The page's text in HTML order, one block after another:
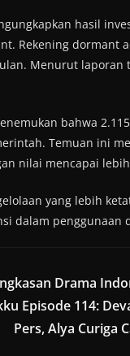
hasil
Rekening dormant
Menurut laporan
bahwa
Temuan ini
nilai mencapai
yang lebih
dalam penggunaan
Drama
Episode 114:
Pers, Alya Curiga